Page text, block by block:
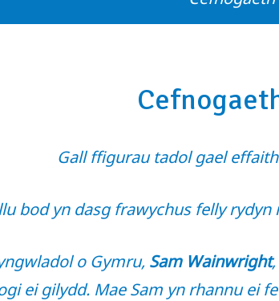
Gall ffigurau tadol gael
bod yn dasg frawychus felly
o Gymru, Sam Wainwright
ei gilydd. Mae Sam yn rhannu ei